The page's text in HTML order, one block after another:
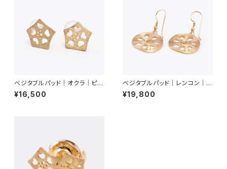
ベジタブルパッド｜オクラ｜ピア
ス
¥16,500
ベジタブルパッド｜レンコン｜ピ
アス
¥19,800